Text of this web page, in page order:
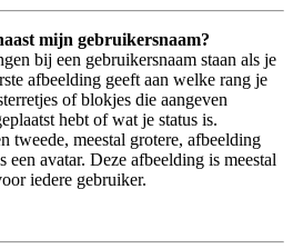
mijn gebruikersnaam?
bij een gebruikersnaam staan als je
afbeelding geeft aan welke rang je
of blokjes die aangeven
hebt of wat je status is.
tweede, meestal grotere, afbeelding
een avatar. Deze afbeelding is meestal
iedere gebruiker.